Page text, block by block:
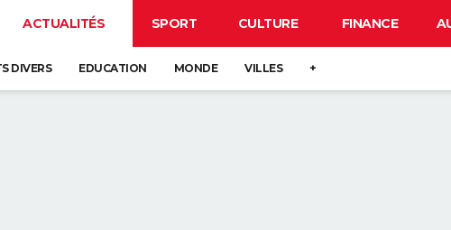
ACTUALITÉS SPORT CULTURE FINANCE
DIVERS EDUCATION MONDE VILLES +